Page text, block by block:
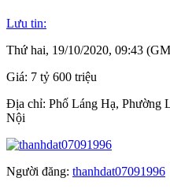
Lưu tin:
Thứ hai, 19/10/2020, 09:43
Giá: 7 tỷ 600 triệu
Địa chỉ: Phố Láng Hạ, Phường
Nội
Người đăng: thanhdat07091996